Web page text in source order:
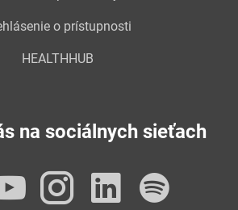
o prístupnosti
HEALTHHUB
na sociálnych sieťach
YouTube
Instagram